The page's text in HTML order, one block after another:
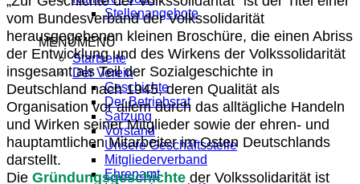
Stellenangebote
MENÜMENÜ
Startseite
Der Verein
Geschichte
Der Betriebsrat
Satzung
Vorstand
Unsere Geschäftsstelle
Mitgliederverband
Ehrenamt
vom Bundesverband der Volkssolidarität
herausgegebenen kleinen Broschüre, die einen Abriss
der Entwicklung und des Wirkens der Volkssolidarität
insgesamt als Teil der Sozialgeschichte in
Deutschland nach 1945, deren Qualität als
Organisation vor allem durch das alltägliche Handeln
und Wirken seiner Mitglieder sowie der ehren- und
hauptamtlichen Mitarbeiter im Osten Deutschlands
darstellt.
Die Gründungsgeschichte der Volkssolidarität ist